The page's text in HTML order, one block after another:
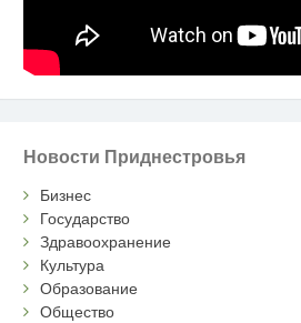
Новости Приднестровья
Бизнес
Государство
Здравоохранение
Культура
Образование
Общество